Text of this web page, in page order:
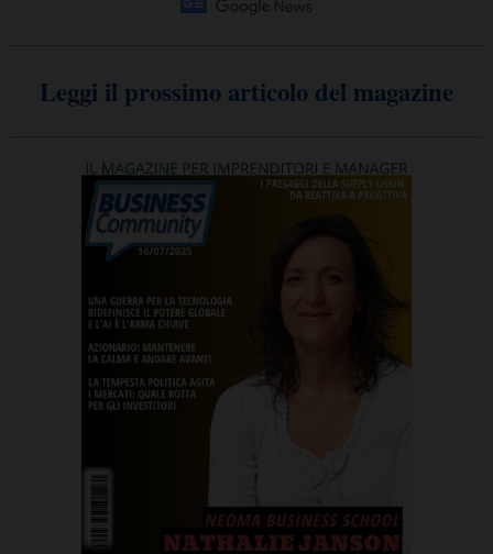
Leggi il prossimo articolo del magazine